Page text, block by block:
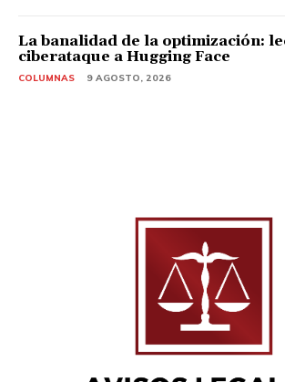
La banalidad de la optimización:
ciberataque a Hugging Face
COLUMNAS 9 AGOSTO, 2026